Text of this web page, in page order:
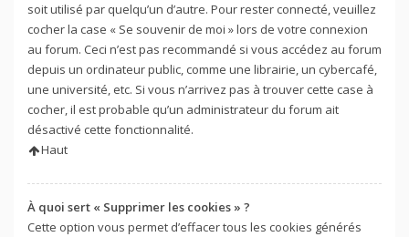
soit utilisé par quelqu’un d’autre. Pour rester connecté, veuillez
cocher la case « Se souvenir de moi » lors de votre connexion
au forum. Ceci n’est pas recommandé si vous accédez au forum
depuis un ordinateur public, comme une librairie, un cybercafé,
une université, etc. Si vous n’arrivez pas à trouver cette case à
cocher, il est probable qu’un administrateur du forum ait
désactivé cette fonctionnalité.
Haut
À quoi sert « Supprimer les cookies » ?
Cette option vous permet d’effacer tous les cookies générés